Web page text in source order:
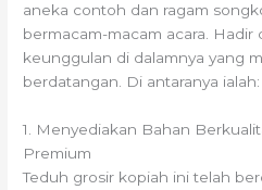
aneka contoh dan ragam
bermacam-macam acara. Hadir
keunggulan di dalamnya yang
berdatangan. Di antaranya ialah:
1. Menyediakan Bahan
Premium
Teduh grosir kopiah ini telah